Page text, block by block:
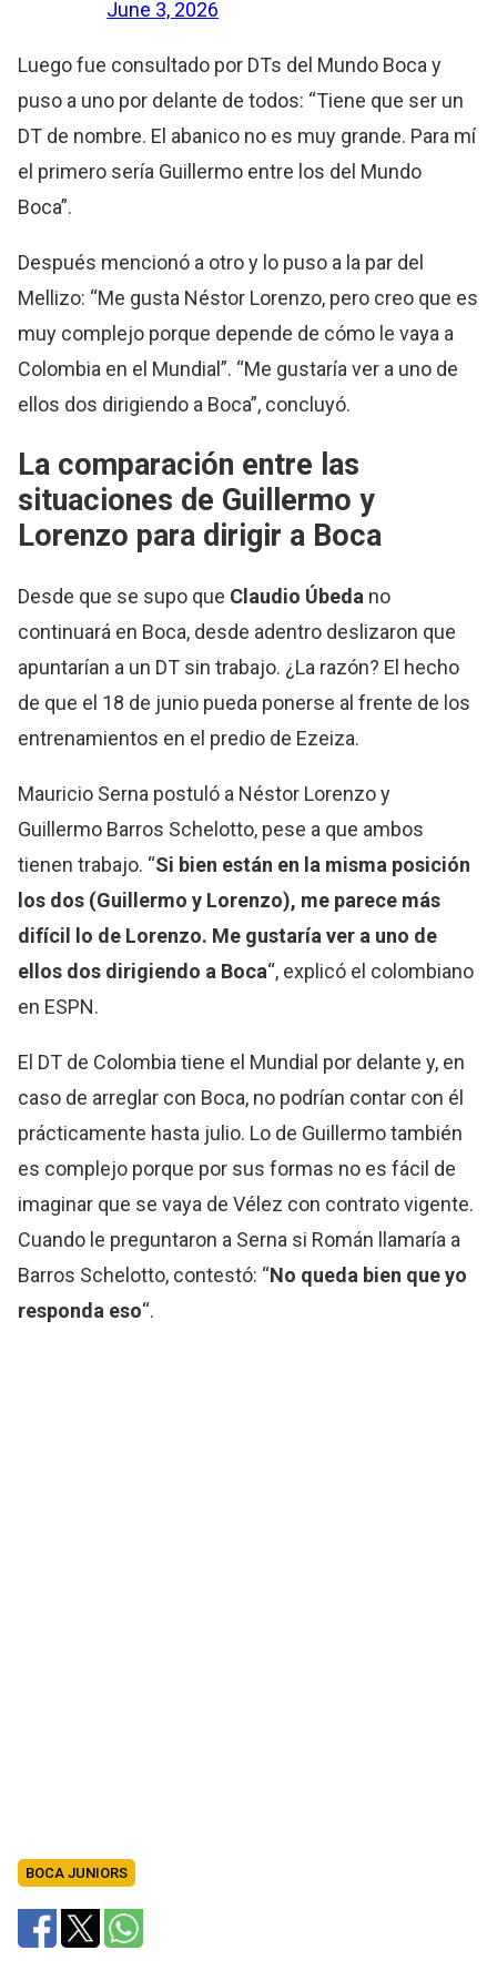
June 3, 2026
Luego fue consultado por DTs del Mundo Boca y
puso a uno por delante de todos: “Tiene que ser un
DT de nombre. El abanico no es muy grande. Para mí
el primero sería Guillermo entre los del Mundo
Boca”.
Después mencionó a otro y lo puso a la par del
Mellizo: “Me gusta Néstor Lorenzo, pero creo que es
muy complejo porque depende de cómo le vaya a
Colombia en el Mundial”. “Me gustaría ver a uno de
ellos dos dirigiendo a Boca”, concluyó.
La comparación entre las
situaciones de Guillermo y
Lorenzo para dirigir a Boca
Desde que se supo que Claudio Úbeda no
continuará en Boca, desde adentro deslizaron que
apuntarían a un DT sin trabajo. ¿La razón? El hecho
de que el 18 de junio pueda ponerse al frente de los
entrenamientos en el predio de Ezeiza.
Mauricio Serna postuló a Néstor Lorenzo y
Guillermo Barros Schelotto, pese a que ambos
tienen trabajo. “Si bien están en la misma posición
los dos (Guillermo y Lorenzo), me parece más
difícil lo de Lorenzo. Me gustaría ver a uno de
ellos dos dirigiendo a Boca“, explicó el colombiano
en ESPN.
El DT de Colombia tiene el Mundial por delante y, en
caso de arreglar con Boca, no podrían contar con él
prácticamente hasta julio. Lo de Guillermo también
es complejo porque por sus formas no es fácil de
imaginar que se vaya de Vélez con contrato vigente.
Cuando le preguntaron a Serna si Román llamaría a
Barros Schelotto, contestó: “No queda bien que yo
responda eso“.
BOCA JUNIORS